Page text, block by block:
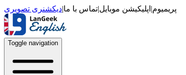
پریمیوم| اپلیکیشن موبایل|تماس با ما|دیکشنری تصویری
Toggle navigation